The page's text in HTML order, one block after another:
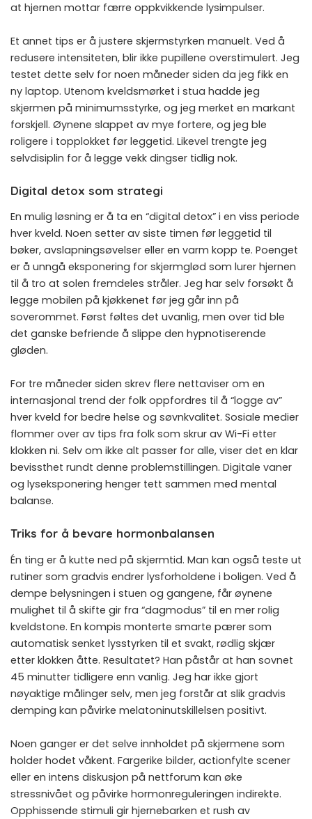
at hjernen mottar færre oppkvikkende lysimpulser.
Et annet tips er å justere skjermstyrken manuelt. Ved å
redusere intensiteten, blir ikke pupillene overstimulert. Jeg
testet dette selv for noen måneder siden da jeg fikk en
ny laptop. Utenom kveldsmørket i stua hadde jeg
skjermen på minimumsstyrke, og jeg merket en markant
forskjell. Øynene slappet av mye fortere, og jeg ble
roligere i topplokket før leggetid. Likevel trengte jeg
selvdisiplin for å legge vekk dingser tidlig nok.
Digital detox som strategi
En mulig løsning er å ta en “digital detox” i en viss periode
hver kveld. Noen setter av siste timen før leggetid til
bøker, avslapningsøvelser eller en varm kopp te. Poenget
er å unngå eksponering for skjermglød som lurer hjernen
til å tro at solen fremdeles stråler. Jeg har selv forsøkt å
legge mobilen på kjøkkenet før jeg går inn på
soverommet. Først føltes det uvanlig, men over tid ble
det ganske befriende å slippe den hypnotiserende
gløden.
For tre måneder siden skrev flere nettaviser om en
internasjonal trend der folk oppfordres til å “logge av”
hver kveld for bedre helse og søvnkvalitet. Sosiale medier
flommer over av tips fra folk som skrur av Wi-Fi etter
klokken ni. Selv om ikke alt passer for alle, viser det en klar
bevissthet rundt denne problemstillingen. Digitale vaner
og lyseksponering henger tett sammen med mental
balanse.
Triks for å bevare hormonbalansen
Én ting er å kutte ned på skjermtid. Man kan også teste ut
rutiner som gradvis endrer lysforholdene i boligen. Ved å
dempe belysningen i stuen og gangene, får øynene
mulighet til å skifte gir fra “dagmodus” til en mer rolig
kveldstone. En kompis monterte smarte pærer som
automatisk senket lysstyrken til et svakt, rødlig skjær
etter klokken åtte. Resultatet? Han påstår at han sovnet
45 minutter tidligere enn vanlig. Jeg har ikke gjort
nøyaktige målinger selv, men jeg forstår at slik gradvis
demping kan påvirke melatoninutskillelsen positivt.
Noen ganger er det selve innholdet på skjermene som
holder hodet våkent. Fargerike bilder, actionfylte scener
eller en intens diskusjon på nettforum kan øke
stressnivået og påvirke hormonreguleringen indirekte.
Opphissende stimuli gir hjernebarken et rush av